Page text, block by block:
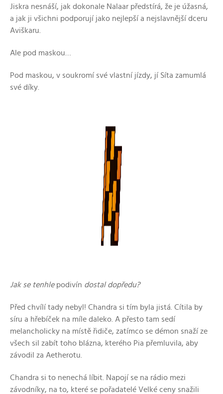
Jiskra nesnáší, jak dokonale Nalaar předstírá, že je úžasná,
a jak ji všichni podporují jako nejlepší a nejslavnější dceru
Aviškaru.
Ale pod maskou…
Pod maskou, v soukromí své vlastní jízdy, jí Síta zamumlá
své díky.
Jak se tenhle podivín dostal dopředu?
Před chvílí tady nebyl! Chandra si tím byla jistá. Cítila by
síru a hřebíček na míle daleko. A přesto tam sedí
melancholicky na místě řidiče, zatímco se démon snaží ze
všech sil zabít toho blázna, kterého Pia přemluvila, aby
závodil za Aetherotu.
Chandra si to nenechá líbit. Napojí se na rádio mezi
závodníky, na to, které se pořadatelé Velké ceny snažili